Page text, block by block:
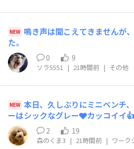
NEW 鳴き声は聞こえてきませんが
た。
0 9
ソラ5551 | 21時間前 | その他
NEW 本日、久しぶりにミニベンチ
ーはシックなグレー🩶カッコイイ
2 19
森のくま3 | 21時間前 | ワーク